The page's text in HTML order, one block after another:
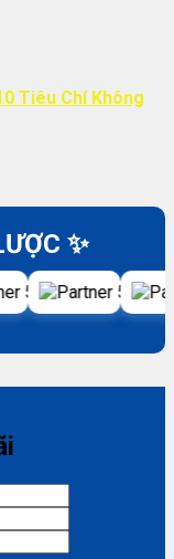
Tiêu Chí Không
✨